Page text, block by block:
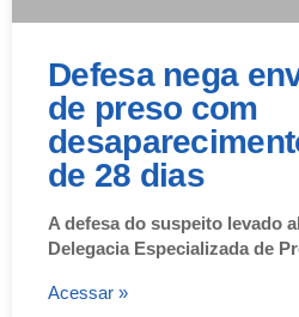
Defesa nega
de preso com
de 28 dias
A defesa do suspeito levado
Delegacia Especializada de
Acessar »